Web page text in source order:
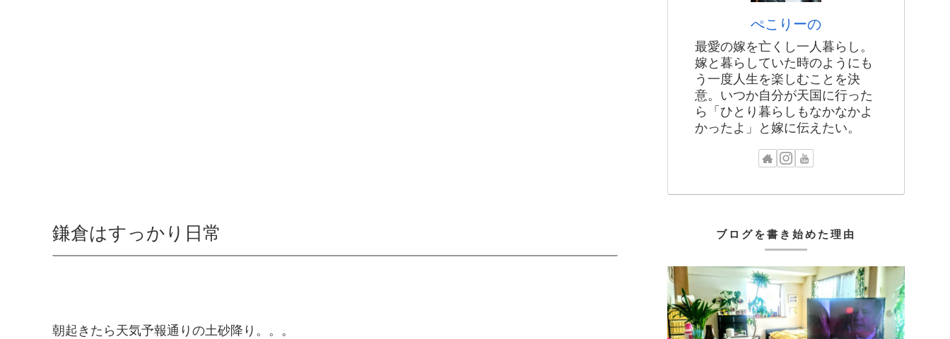
鎌倉はすっかり日常
朝起きたら天気予報通りの土砂降り。。。
ぺこりーの
最愛の嫁を亡くし一人暮らし。
嫁と暮らしていた時のようにも
う一度人生を楽しむことを決
意。いつか自分が天国に行った
ら「ひとり暮らしもなかなかよ
かったよ」と嫁に伝えたい。
ブログを書き始めた理由